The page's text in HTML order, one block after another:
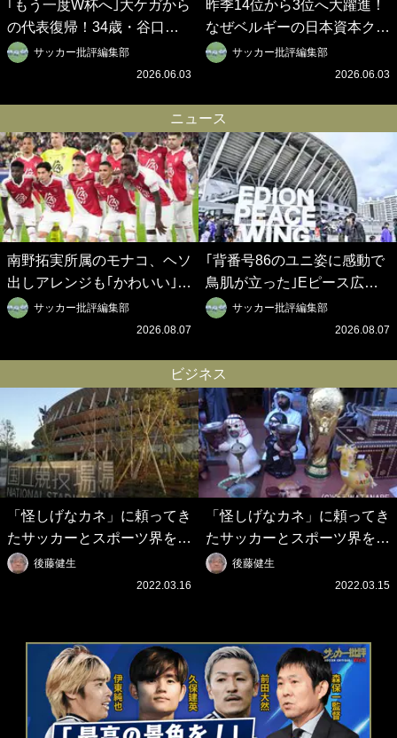
｢もう一度W杯へ｣大ケガから
の代表復帰！34歳・谷口彰
悟の奇跡を支えた日本資本の
ベルギークラブ、次なる野望
ロイデン立石敬之CEOの世
界戦略】(2)
サッカー批評編集部
2026.06.03
昨季14位から3位へ大躍進！
なぜベルギーの日本資本クラ
ブは創設102年目に歴史的快
挙を成し遂げられたのか？
之CEOの世界戦略】(1)
サッカー批評編集部
2026.06.03
ニュース
南野拓実所属のモナコ、ヘソ
出しアレンジも｢かわいい｣新
サードユニ発表！プールサイ
ドの美女＆激エモデザインに
サッカー批評編集部
2026.08.07
｢背番号86のユニ姿に感動で
鳥肌が立った｣Eピース広島
で行われた平和記念式典の放
映に称賛の声｢素晴らしい取
応しい｣
サッカー批評編集部
2026.08.07
ビジネス
「怪しげなカネ」に頼ってき
たサッカーとスポーツ界を待
つ未来(4)スポーツを「持続
可能」にする「真の投資」の
後藤健生
2022.03.16
「怪しげなカネ」に頼ってき
たサッカーとスポーツ界を待
つ未来(3)「ロシアン・マネ
ー」に続く中東の「オイルマ
後藤健生
2022.03.15